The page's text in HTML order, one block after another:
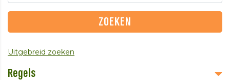
Uitgebreid zoeken
Regels